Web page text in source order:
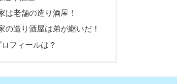
は老舗の造り酒屋！
の造り酒屋は弟が継いだ！
フィールは？